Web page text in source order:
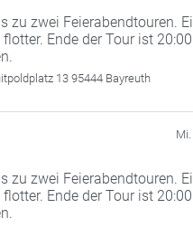
zu zwei Feierabendtouren.
Ende der Tour ist
13 95444 Bayreuth
zu zwei Feierabendtouren.
Ende der Tour ist